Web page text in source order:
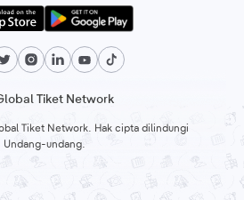
Tiket Network
Tiket Network. Hak cipta dilindungi
Undang-undang.